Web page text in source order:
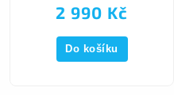
2 990 Kč
Do košíku